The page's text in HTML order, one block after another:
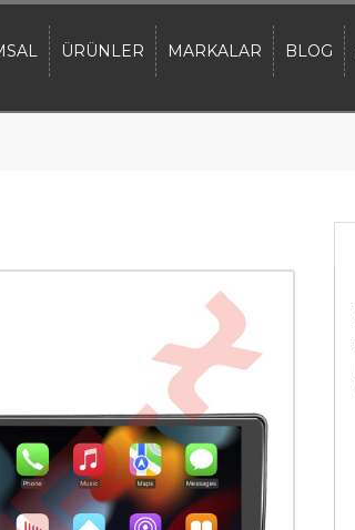
ÜRÜNLER MARKALAR BLOG